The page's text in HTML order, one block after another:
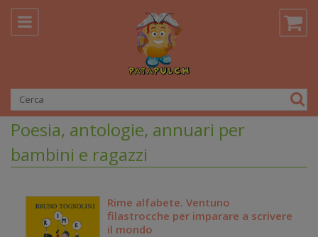
Poesia, antologie, annuari per
bambini e ragazzi
Rime alfabete. Ventuno
filastrocche per imparare a scrivere
il mondo